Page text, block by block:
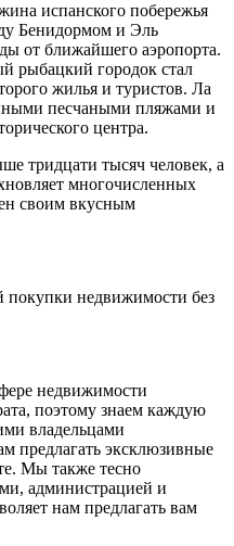
испанского побережья
Бенидормом и Эль
от ближайшего аэропорта.
рыбацкий городок стал
жилья и туристов. Ла
песчаными пляжами и
центра.
тридцати тысяч человек, а
многочисленных
своим вкусным
покупки недвижимости без
недвижимости
поэтому знаем каждую
владельцами
предлагать эксклюзивные
Мы также тесно
администрацией и
нам предлагать вам